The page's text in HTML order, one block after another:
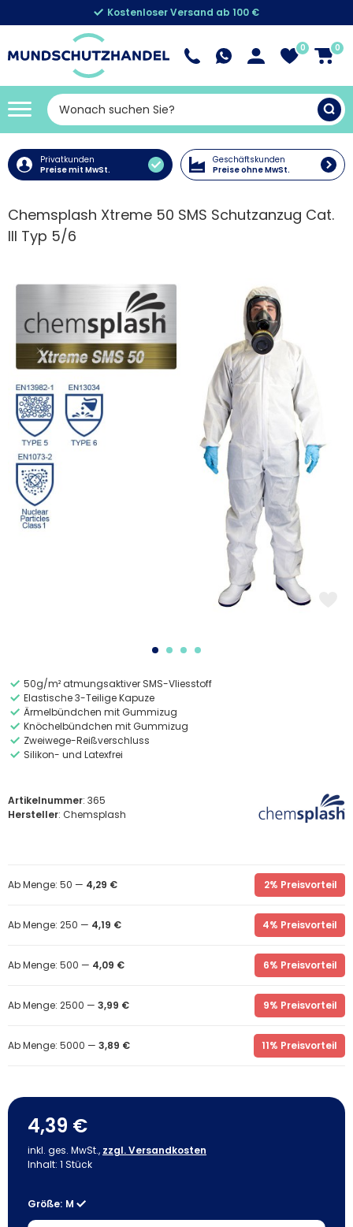
Kostenloser Versand ab 100 €
0 0
Privatkunden
Preise mit MwSt.
Geschäftskunden
Preise ohne MwSt.
Chemsplash Xtreme 50 SMS Schutzanzug Cat.
III Typ 5/6
50g/m² atmungsaktiver SMS-Vliesstoff
Elastische 3-Teilige Kapuze
Ärmelbündchen mit Gummizug
Knöchelbündchen mit Gummizug
Zweiwege-Reißverschluss
Silikon- und Latexfrei
Artikelnummer: 365
Hersteller: Chemsplash
Ab Menge: 50 — 4,29 € 2% Preisvorteil
Ab Menge: 250 — 4,19 € 4% Preisvorteil
Ab Menge: 500 — 4,09 € 6% Preisvorteil
Ab Menge: 2500 — 3,99 € 9% Preisvorteil
Ab Menge: 5000 — 3,89 € 11% Preisvorteil
4,39 €
inkl. ges. MwSt., zzgl. Versandkosten
Inhalt: 1 Stück
Größe: M